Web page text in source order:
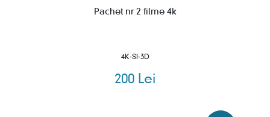
Pachet nr 2 filme 4k
4K-SI-3D
200 Lei